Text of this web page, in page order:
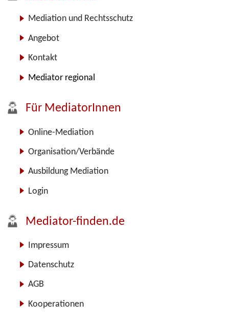
Mediation und Rechtsschutz
Angebot
Kontakt
Mediator regional
Für MediatorInnen
Online-Mediation
Organisation/Verbände
Ausbildung Mediation
Login
Mediator-finden.de
Impressum
Datenschutz
AGB
Kooperationen